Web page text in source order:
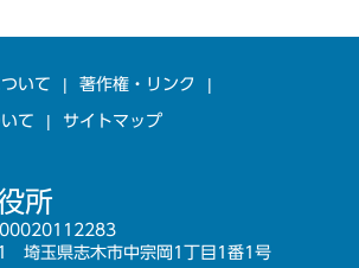
いて 著作権・リンク
て サイトマップ
所
埼玉県志木市中宗岡1丁目1番1号